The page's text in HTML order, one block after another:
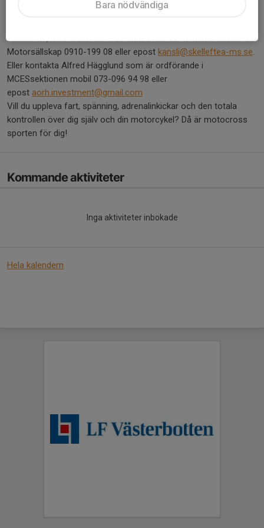
Vart kan jag vända mig?
funktionär, ledare eller som åskådare kan du kontakta Skellefteå
Motorsällskap 0910-199 08 eller epost kansli@skelleftea-ms.se.
Eller kontakta Alfred Hägglund som är ordförande i
MCESsektionen mobil 073-096 94 98 eller
epost aorh.investment@gmail.com
Vill du uppleva fart, spänning, adrenalinkickar och den totala
kontrollen över dig själv och din motorcykel? Då är motocross
sporten för dig!
Kommande aktiviteter
Inga aktiviteter inbokade
Hela kalendern
Bara nödvändiga